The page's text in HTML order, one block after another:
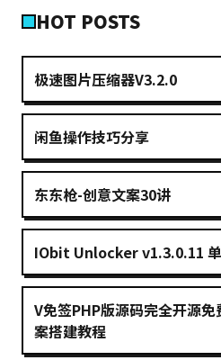
HOT POSTS
极速图片压缩器V3.2.0
闲鱼操作技巧分享
东东枪-创意文案30讲
IObit Unlocker v1.3.0.11
V免签PHP版源码完全开源
案搭建教程